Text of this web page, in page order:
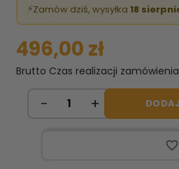
⚡Zamów dziś, wysyłka 18
496,00 zł
Brutto Czas realizacji
favorite_border